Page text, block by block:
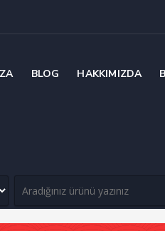
BLOG HAKKIMIZDA